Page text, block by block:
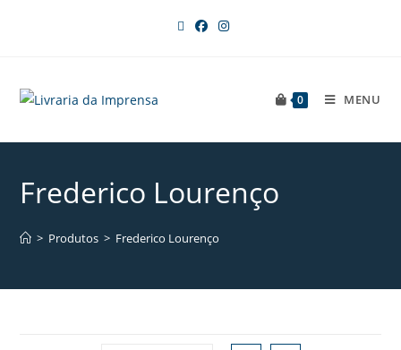
0 MENU
Frederico Lourenço
> Produtos > Frederico Lourenço